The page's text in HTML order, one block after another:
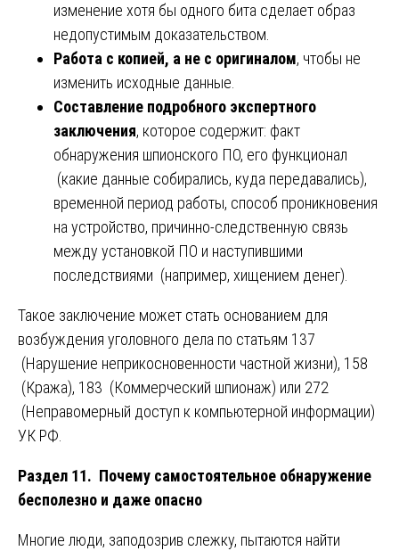
изменение хотя бы одного бита сделает образ
недопустимым доказательством.
Работа с копией, а не с оригиналом, чтобы не
изменить исходные данные.
Составление подробного экспертного
заключения, которое содержит: факт
обнаружения шпионского ПО, его функционал
(какие данные собирались, куда передавались),
временной период работы, способ проникновения
на устройство, причинно-следственную связь
между установкой ПО и наступившими
последствиями (например, хищением денег).
Такое заключение может стать основанием для
возбуждения уголовного дела по статьям 137
(Нарушение неприкосновенности частной жизни), 158
(Кража), 183 (Коммерческий шпионаж) или 272
(Неправомерный доступ к компьютерной информации)
УК РФ.
Раздел 11. Почему самостоятельное обнаружение
бесполезно и даже опасно
Многие люди, заподозрив слежку, пытаются найти